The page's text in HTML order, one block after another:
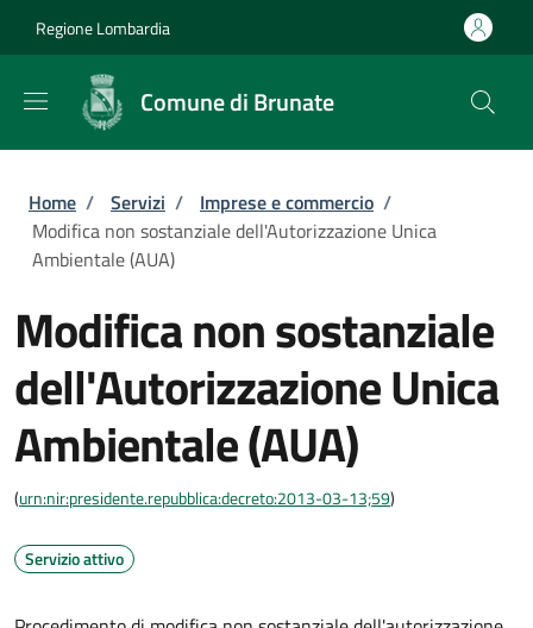
Regione Lombardia
Comune di Brunate
Briciole di pane
Home / Servizi / Imprese e commercio /
Modifica non sostanziale dell'Autorizzazione Unica
Ambientale (AUA)
Modifica non sostanziale
dell'Autorizzazione Unica
Ambientale (AUA)
(urn:nir:presidente.repubblica:decreto:2013-03-13;59)
Servizio attivo